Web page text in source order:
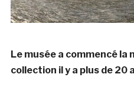
Le musée a commencé la
collection il y a plus de 20